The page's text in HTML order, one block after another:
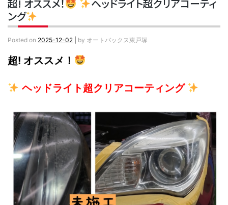
超! オススメ！
ヘッドライト超クリアコーティ
ング
Posted on 2025-12-02 by オートバックス東戸塚
超! オススメ！
ヘッドライト超クリアコーティング